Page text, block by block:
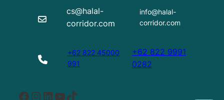
cs@halal-
corridor.com
info@halal-
corridor.com
+62 822 45000
991
+62 822 9991
0282
Facebook Instagram LinkedIn YouTube TikTok